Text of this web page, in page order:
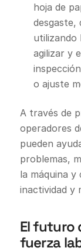
hoja de
desgaste,
utilizando
agilizar y
o ajuste
A través de
operadores
pueden
problemas,
la máquina
inactividad y
El futuro
fuerza